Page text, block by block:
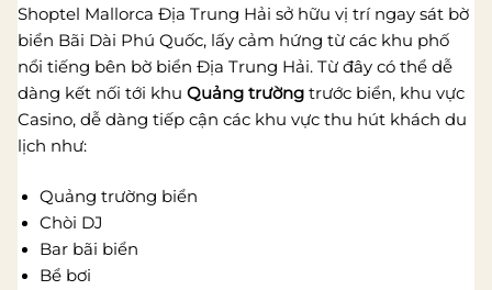
Shoptel Mallorca Địa Trung Hải sở hữu vị trí ngay sát bờ
biển Bãi Dài Phú Quốc, lấy cảm hứng từ các khu phố
nổi tiếng bên bờ biển Địa Trung Hải. Từ đây có thể dễ
dàng kết nối tới khu Quảng trườngtrước biển, khu vực
Casino, dễ dàng tiếp cận các khu vực thu hút khách du
lịch như:
Quảng trường biển
Chòi DJ
Bar bãi biển
Bể bơi